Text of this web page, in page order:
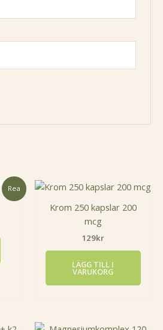
Rea
Krom 250 kapslar 200
mcg
129kr
LÄGG TILL I
VARUKORG